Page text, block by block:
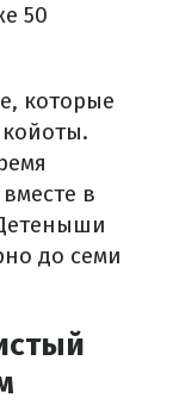
50
которые
в
до семи